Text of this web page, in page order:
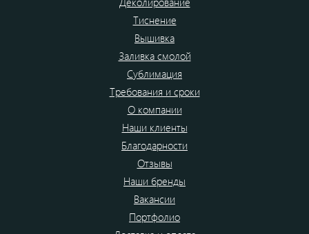
Тиснение
Вышивка
Заливка смолой
Сублимация
Требования и сроки
О компании
Наши клиенты
Благодарности
Отзывы
Наши бренды
Вакансии
Портфолио